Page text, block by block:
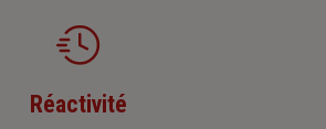
Réactivité